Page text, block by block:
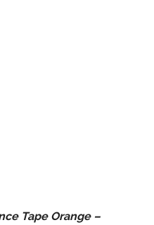
Tape Orange –